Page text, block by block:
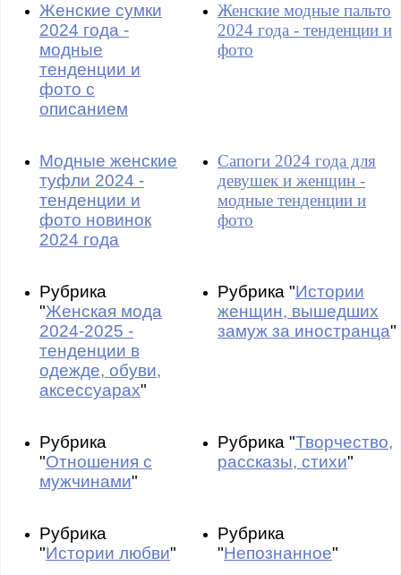
Женские сумки
2024 года -
модные
тенденции и
фото с
описанием
Женские модные пальто
2024 года - тенденции и
фото
Модные женские
туфли 2024 -
тенденции и
фото новинок
2024 года
Сапоги 2024 года для
девушек и женщин -
модные тенденции и
фото
Рубрика
"Женская мода
2024-2025 -
тенденции в
одежде, обуви,
аксессуарах"
Рубрика "Истории
женщин, вышедших
замуж за иностранца"
Рубрика
"Отношения с
мужчинами"
Рубрика "Творчество,
рассказы, стихи"
Рубрика
"Истории любви"
Рубрика
"Непознанное"